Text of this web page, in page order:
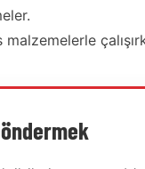
malzemelerle